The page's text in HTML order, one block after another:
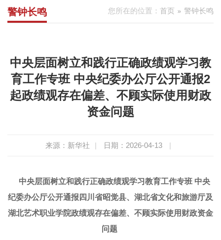
您所在的位置： 首页 警钟长鸣
警钟长鸣
中央层面树立和践行正确政绩观学习教
育工作专班 中央纪委办公厅公开通报2
起政绩观存在偏差、不顾实际使用财政
资金问题
来源：新华社 日期：2026-04-13
中央层面树立和践行正确政绩观学习教育工作专班 中央
纪委办公厅公开通报四川省昭觉县、湖北省文化和旅游厅及
湖北艺术职业学院政绩观存在偏差、不顾实际使用财政资金
问题